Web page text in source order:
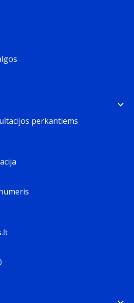
perkantiems